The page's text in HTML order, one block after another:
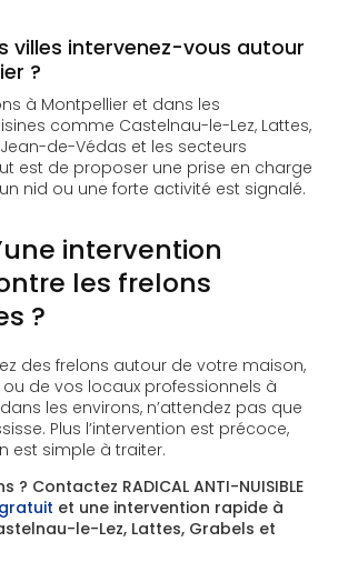
villes intervenez-vous autour
?
à Montpellier et dans les
comme Castelnau-le-Lez, Lattes,
de-Védas et les secteurs
est de proposer une prise en charge
nid ou une forte activité est signalé.
intervention
les frelons
?
des frelons autour de votre maison,
de vos locaux professionnels à
les environs, n’attendez pas que
Plus l’intervention est précoce,
est simple à traiter.
? Contactez RADICAL ANTI-NUISIBLE
et une intervention rapide à
le-Lez, Lattes, Grabels et